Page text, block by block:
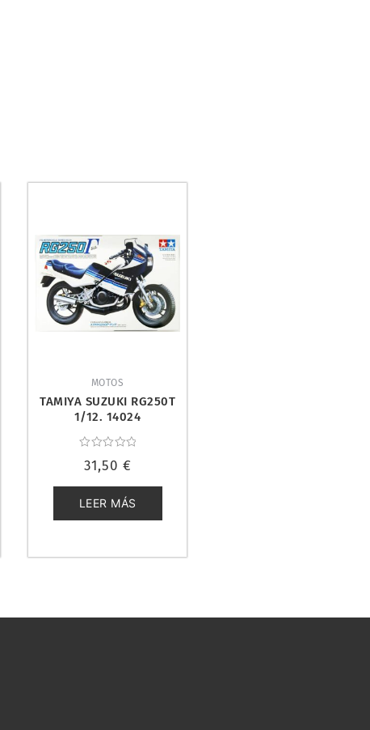
MOTOS
TAMIYA SUZUKI RG250T
1/12. 14024
con
de
5
31,50 €
LEER MÁS